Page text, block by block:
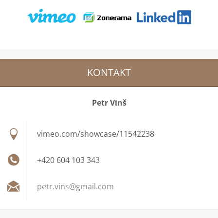
KONTAKT
Petr Vinš
vimeo.com/showcase/11542238
+420 604 103 343
petr.vins@gmail.com